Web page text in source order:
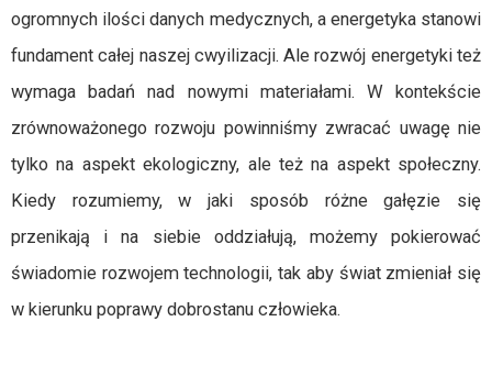
ogromnych ilości danych medycznych, a energetyka stanowi
fundament całej naszej cwyilizacji. Ale rozwój energetyki też
wymaga badań nad nowymi materiałami. W kontekście
zrównoważonego rozwoju powinniśmy zwracać uwagę nie
tylko na aspekt ekologiczny, ale też na aspekt społeczny.
Kiedy rozumiemy, w jaki sposób różne gałęzie się
przenikają i na siebie oddziałują, możemy pokierować
świadomie rozwojem technologii, tak aby świat zmieniał się
w kierunku poprawy dobrostanu człowieka.